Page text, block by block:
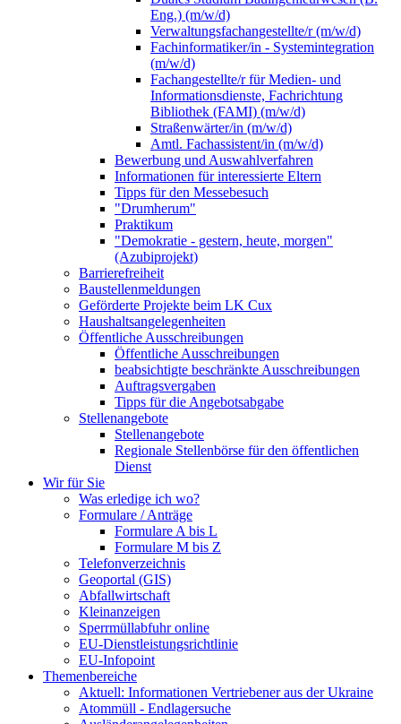
Eng.) (m/w/d)
Verwaltungsfachangestellte/r (m/w/d)
Fachinformatiker/in - Systemintegration
(m/w/d)
Fachangestellte/r für Medien- und
Informationsdienste, Fachrichtung
Bibliothek (FAMI) (m/w/d)
Straßenwärter/in (m/w/d)
Amtl. Fachassistent/in (m/w/d)
Bewerbung und Auswahlverfahren
Informationen für interessierte Eltern
Tipps für den Messebesuch
"Drumherum"
Praktikum
"Demokratie - gestern, heute, morgen"
(Azubiprojekt)
Barrierefreiheit
Baustellenmeldungen
Geförderte Projekte beim LK Cux
Haushaltsangelegenheiten
Öffentliche Ausschreibungen
Öffentliche Ausschreibungen
beabsichtigte beschränkte Ausschreibungen
Auftragsvergaben
Tipps für die Angebotsabgabe
Stellenangebote
Stellenangebote
Regionale Stellenbörse für den öffentlichen
Dienst
Wir für Sie
Was erledige ich wo?
Formulare / Anträge
Formulare A bis L
Formulare M bis Z
Telefonverzeichnis
Geoportal (GIS)
Abfallwirtschaft
Kleinanzeigen
Sperrmüllabfuhr online
EU-Dienstleistungsrichtlinie
EU-Infopoint
Themenbereiche
Aktuell: Informationen Vertriebener aus der Ukraine
Atommüll - Endlagersuche